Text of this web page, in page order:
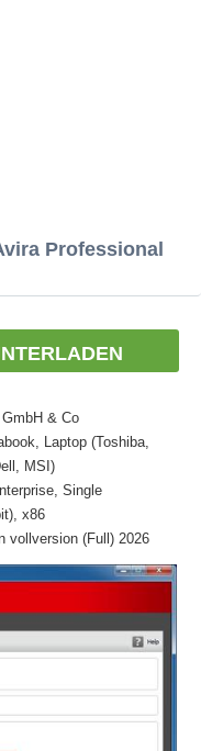
Professional
& Co
Laptop (Toshiba,
MSI)
Single
x86
vollversion (Full) 2026